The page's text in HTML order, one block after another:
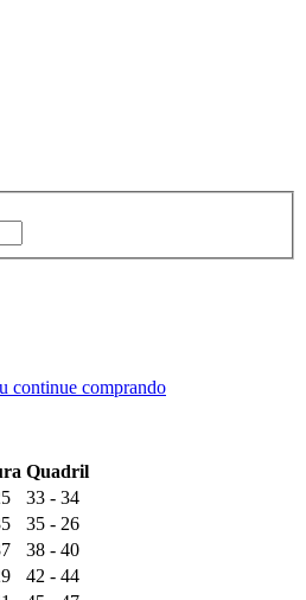
continue comprando
Quadril
33 - 34
35 - 26
38 - 40
42 - 44